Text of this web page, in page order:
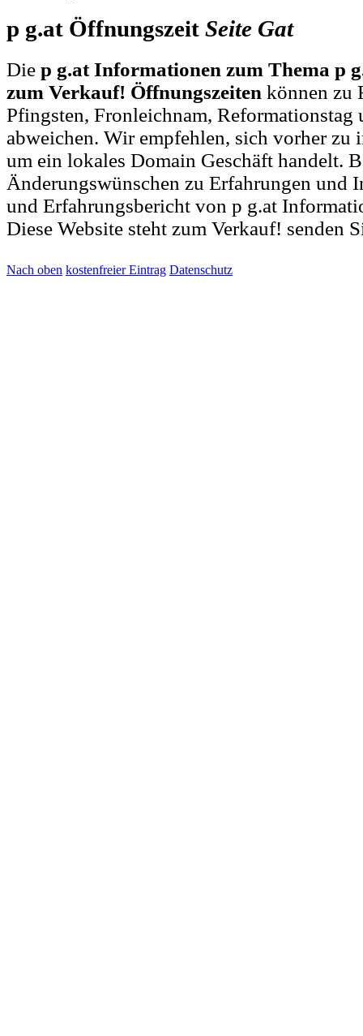
p g.at Öffnungszeit Seite Gat
Die p g.at Informationen zum Thema p
zum Verkauf! Öffnungszeiten können zu
Pfingsten, Fronleichnam,
abweichen. Wir empfehlen, sich vorher zu
um ein lokales Domain Geschäft handelt.
Änderungswünschen zu Erfahrungen und
und Erfahrungsbericht von p g.at
Diese Website steht zum Verkauf! senden
Nach oben kostenfreier Eintrag Datenschutz